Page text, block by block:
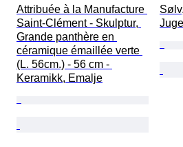
Attribuée à la Manufacture
Saint-Clément - Skulptur,
Grande panthère en
céramique émaillée verte
(L. 56cm.) - 56 cm -
Keramikk, Emalje